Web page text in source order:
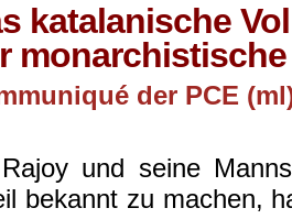
katalanische
der PCE
und seine
bekannt zu machen,